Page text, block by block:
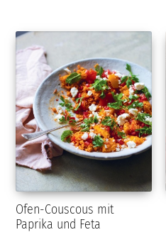
Ofen-Couscous mit
Paprika und Feta